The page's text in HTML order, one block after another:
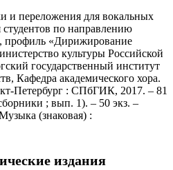
и переложения для вокальных
по направлению
профиль «Дирижирование
культуры Российской
государственный институт
Кафедра академического хора.
Петербург : СПбГИК, 2017. – 81
; вып. 1). – 50 экз. –
(знаковая) :
издания